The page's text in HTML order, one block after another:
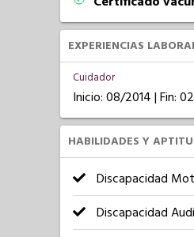
EXPERIENCIAS
Cuidador
Inicio: 08/2014 | Fin:
HABILIDADES Y
Discapacidad
Discapacidad